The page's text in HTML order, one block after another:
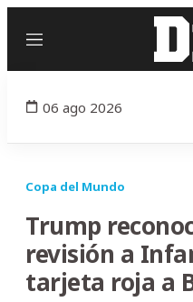
Menú
06 ago 2026
Copa del Mundo
Trump
revisión a
tarjeta roja a